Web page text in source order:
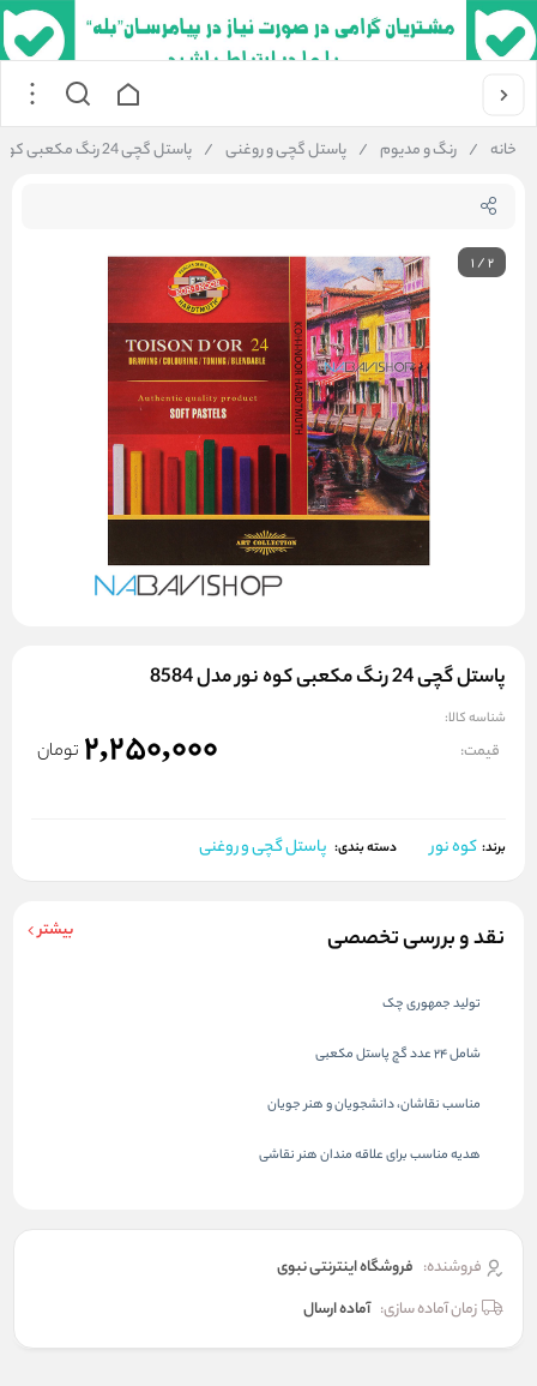
خانه / رنگ و مدیوم / پاستل گچی و روغنی / پاستل گچی 24 رنگ مکعبی کوه نور مدل 8584
1/2
پاستل گچی 24 رنگ مکعبی کوه نور مدل 8584
شناسه کالا:
قیمت: 2,250,000 تومان
برند: کوه نور دسته بندی: پاستل گچی و روغنی
نقد و بررسی تخصصی بیشتر
تولید جمهوری چک
شامل 24 عدد گچ پاستل مکعبی
مناسب نقاشان، دانشجویان و هنر جویان
هدیه مناسب برای علاقه مندان هنر نقاشی
فروشنده: فروشگاه اینترنتی نبوی
زمان آماده سازی: آماده ارسال